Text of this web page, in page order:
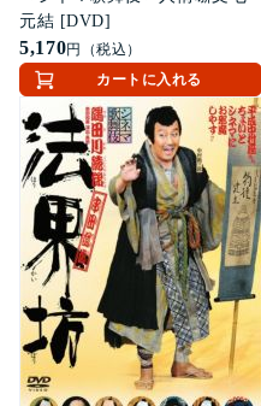
元結 [DVD]
5,170円（税込）
カートに入れる